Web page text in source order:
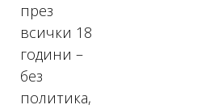
през
всички 18
години –
без
политика,